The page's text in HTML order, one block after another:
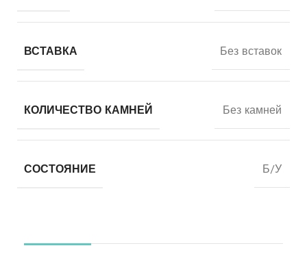
ВСТАВКА Без вставок
КОЛИЧЕСТВО КАМНЕЙ Без камней
СОСТОЯНИЕ Б/У